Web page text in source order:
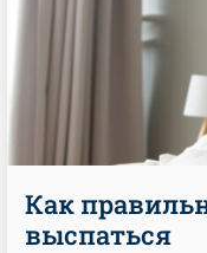
Как
выспаться